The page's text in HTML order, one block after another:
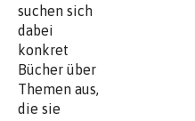
suchen sich
dabei
konkret
Bücher über
Themen aus,
die sie